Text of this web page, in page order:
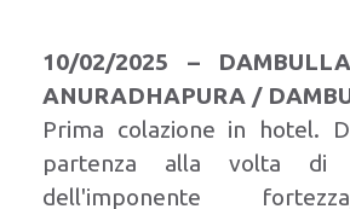
10/02/2025 –
ANURADHAPURA /
Prima colazione in hotel.
partenza alla volta di
dell'imponente